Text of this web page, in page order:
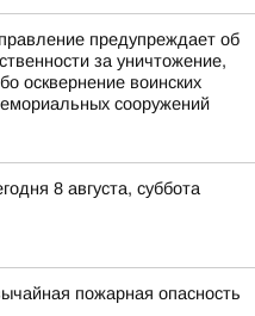
предупреждает об
за уничтожение,
осквернение воинских
сооружений
8 августа, суббота
пожарная опасность